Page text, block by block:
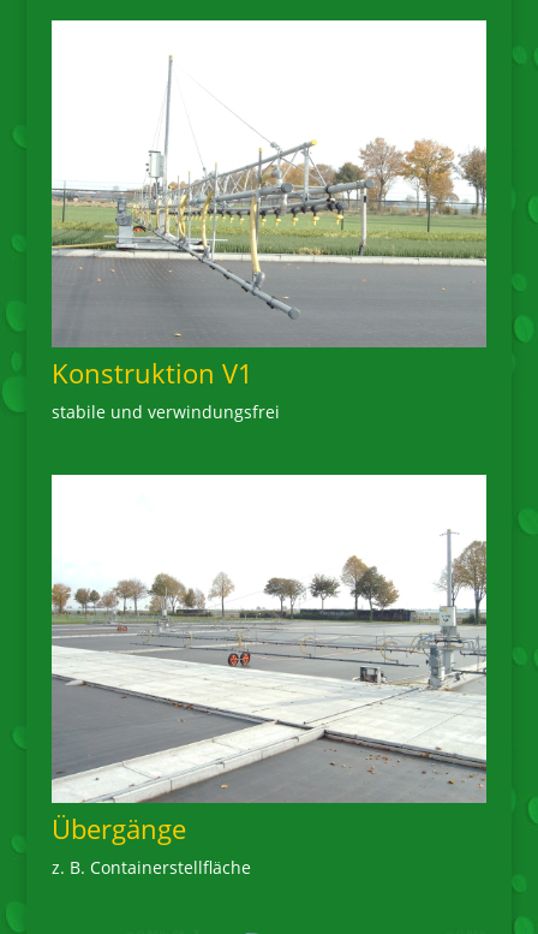
Konstruktion V1
stabile und verwindungsfrei
Übergänge
z. B. Containerstellfläche